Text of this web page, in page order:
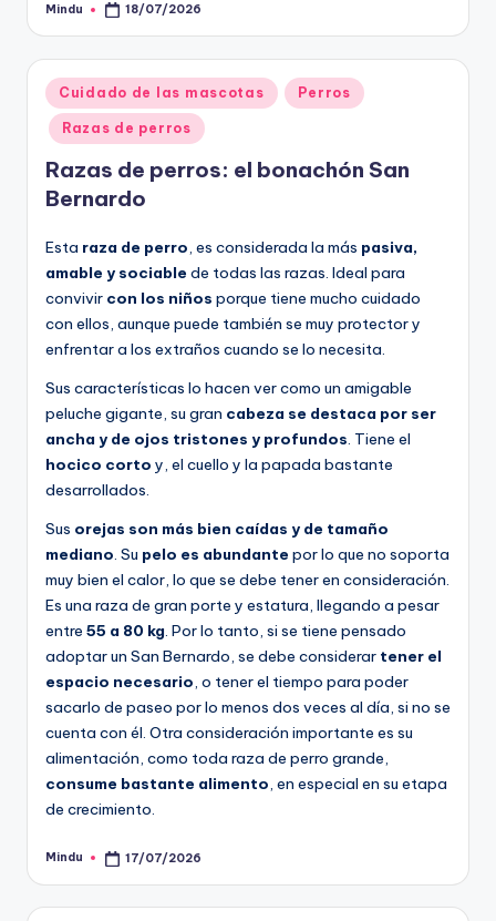
Publicado
Mindu 18/07/2026
Publicado
en
Cuidado de las mascotas Perros
Razas de perros
Razas de perros: el bonachón San
Bernardo
Esta raza de perro, es considerada la más pasiva,
amable y sociable de todas las razas. Ideal para
convivir con los niños porque tiene mucho cuidado
con ellos, aunque puede también se muy protector y
enfrentar a los extraños cuando se lo necesita.
Sus características lo hacen ver como un amigable
peluche gigante, su gran cabeza se destaca por ser
ancha y de ojos tristones y profundos. Tiene el
hocico corto y, el cuello y la papada bastante
desarrollados.
Sus orejas son más bien caídas y de tamaño
mediano. Su pelo es abundante por lo que no soporta
muy bien el calor, lo que se debe tener en consideración.
Es una raza de gran porte y estatura, llegando a pesar
entre 55 a 80 kg. Por lo tanto, si se tiene pensado
adoptar un San Bernardo, se debe considerar tener el
espacio necesario, o tener el tiempo para poder
sacarlo de paseo por lo menos dos veces al día, si no se
cuenta con él. Otra consideración importante es su
alimentación, como toda raza de perro grande,
consume bastante alimento, en especial en su etapa
de crecimiento.
Publicado
Mindu 17/07/2026